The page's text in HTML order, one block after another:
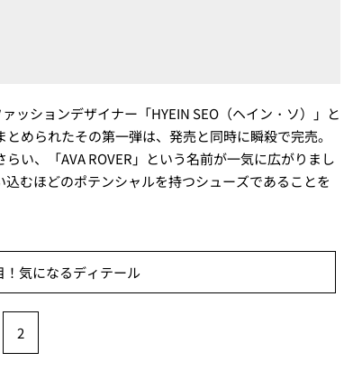
ッションデザイナー「HYEIN SEO（ヘイン・ソ）」と
められたその第一弾は、発売と同時に瞬殺で完売。
い、「AVA ROVER」という名前が一気に広がりまし
むほどのポテンシャルを持つシューズであることを
気になるディテール
2